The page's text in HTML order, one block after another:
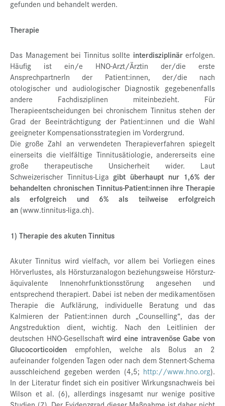
gefunden und behandelt werden.
Therapie
Das Management bei Tinnitus sollte interdisziplinär erfolgen.
Häufig ist ein/e HNO-Arzt/Ärztin der/die erste
AnsprechpartnerIn der Patient:innen, der/die nach
otologischer und audiologischer Diagnostik gegebenenfalls
andere Fachdisziplinen miteinbezieht. Für
Therapieentscheidungen bei chronischem Tinnitus stehen der
Grad der Beeinträchtigung der Patient:innen und die Wahl
geeigneter Kompensationsstrategien im Vordergrund.
Die große Zahl an verwendeten Therapieverfahren spiegelt
einerseits die vielfältige Tinnitusätiologie, andererseits eine
große therapeutische Unsicherheit wider. Laut
Schweizerischer Tinnitus-Liga gibt überhaupt nur 1,6% der
behandelten chronischen Tinnitus-Patient:innen ihre Therapie
als erfolgreich und 6% als teilweise erfolgreich
an (www.tinnitus-liga.ch).
1) Therapie des akuten Tinnitus
Akuter Tinnitus wird vielfach, vor allem bei Vorliegen eines
Hörverlustes, als Hörsturzanalogon beziehungsweise Hörsturz-
äquivalente Innenohrfunktionsstörung angesehen und
entsprechend therapiert. Dabei ist neben der medikamentösen
Therapie die Aufklärung, individuelle Beratung und das
Kalmieren der Patient:innen durch „Counselling“, das der
Angstreduktion dient, wichtig. Nach den Leitlinien der
deutschen HNO-Gesellschaftwird eine intravenöse Gabe von
Glucocorticoiden empfohlen, welche als Bolus an 2
aufeinander folgenden Tagen oder nach dem Stennert-Schema
ausschleichend gegeben werden (4,5; http://www.hno.org).
In der Literatur findet sich ein positiver Wirkungsnachweis bei
Wilson et al. (6), allerdings insgesamt nur wenige positive